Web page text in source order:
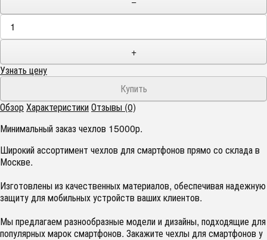
+
Узнать цену
ОбзорХарактеристикиОтзывы (0)
Минимальный заказ чехлов 15000р.
Широкий ассортимент чехлов для смартфонов прямо со склада в
Москве.
Изготовлены из качественных материалов, обеспечивая надежную
защиту для мобильных устройств ваших клиентов.
Мы предлагаем разнообразные модели и дизайны, подходящие для
популярных марок смартфонов. Закажите чехлы для смартфонов у